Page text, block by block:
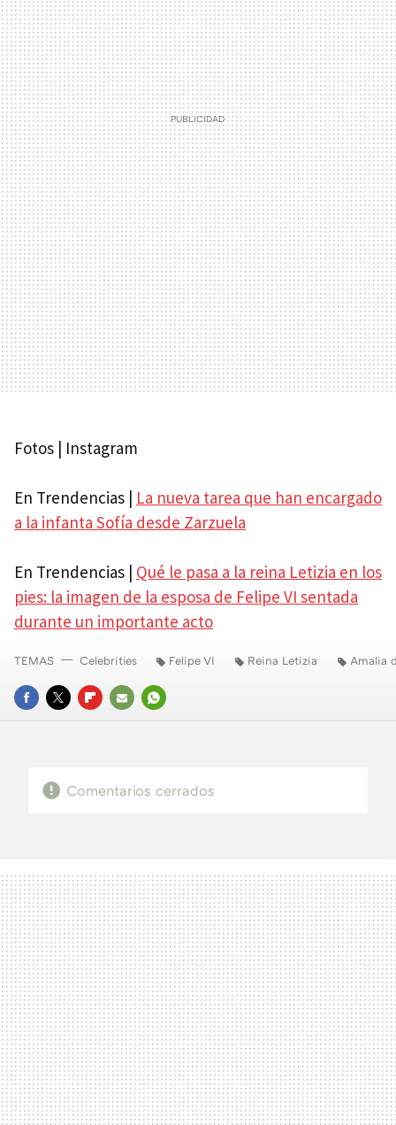
Fotos | Instagram
En Trendencias | La nueva tarea que han encargado
a la infanta Sofía desde Zarzuela
En Trendencias | Qué le pasa a la reina Letizia en los
pies: la imagen de la esposa de Felipe VI sentada
durante un importante acto
FACEBOOK
TWITTERFLIPBOARD
E-
WHATSAPP
TEMAS Celebrities Felipe VI Reina Letizia Amalia
Comentarios cerrados